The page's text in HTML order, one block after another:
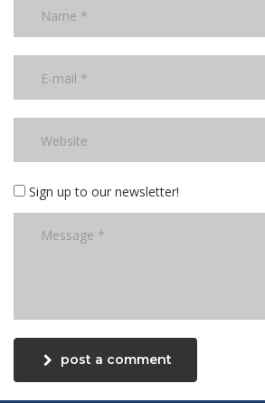
Sign up to our newsletter!
post a comment